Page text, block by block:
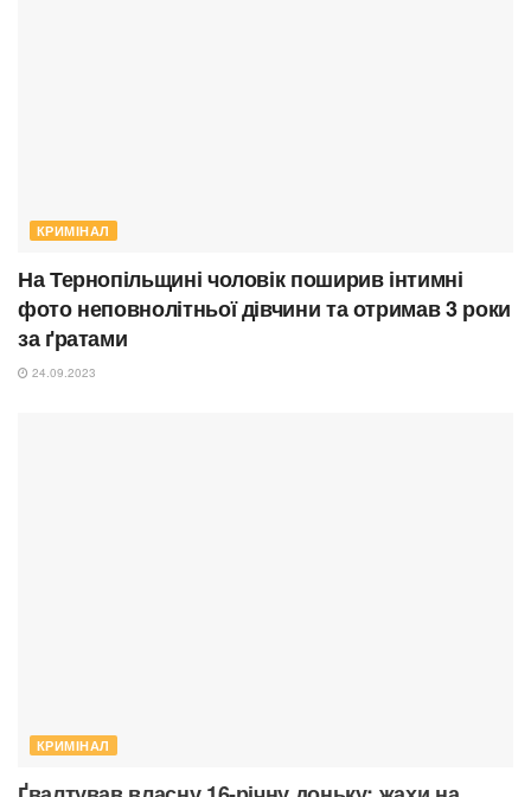
КРИМІНАЛ
На Тернопільщині чоловік поширив інтимні
фото неповнолітньої дівчини та отримав 3 роки
за ґратами
24.09.2023
КРИМІНАЛ
Ґвалтував власну 16-річну доньку: жахи на